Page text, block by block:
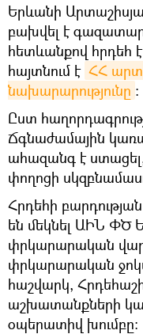
Երևանի
բախվել է
հետևանքով հրդեհ է
հայտնում է ՀՀ
նախարարությունը ։
Ըստ
Ճգնաժամային
ահազանգ է
փողոցի
Հրդեհի
են մեկնել ԱԻՆ ՓԾ
փրկարարական
փրկարարական
հաշվարկ,
աշխատանքների
օպերատիվ խումբը։